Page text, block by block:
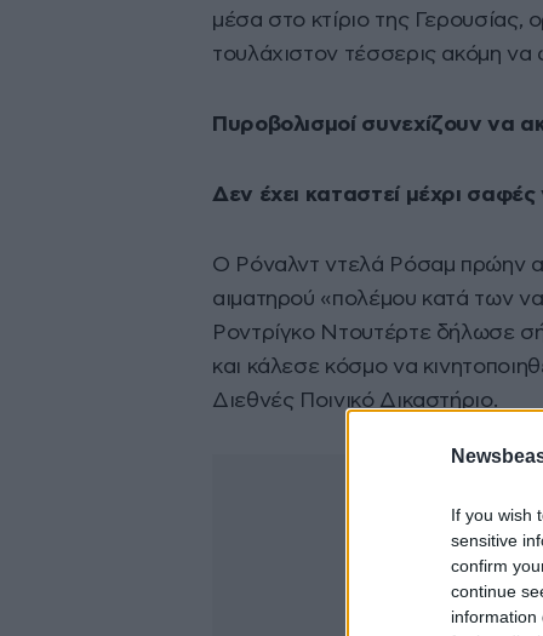
If you wish
sensitive
confirm
continue
information
μέσα στο κτίριο της Γερουσίας,
τουλάχιστον τέσσερις ακόμη
Πυροβολισμοί συνεχίζουν να
Δεν έχει καταστεί μέχρι σαφές
Ο Ρόναλντ ντελά Ρόσαμ πρώην
αιματηρού «πολέμου κατά των
Ροντρίγκο Ντουτέρτε δήλωσε
και κάλεσε κόσμο να
Διεθνές Ποινικό Δικαστήριο.